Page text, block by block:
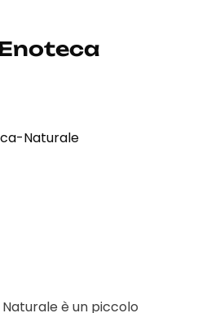
è un piccolo